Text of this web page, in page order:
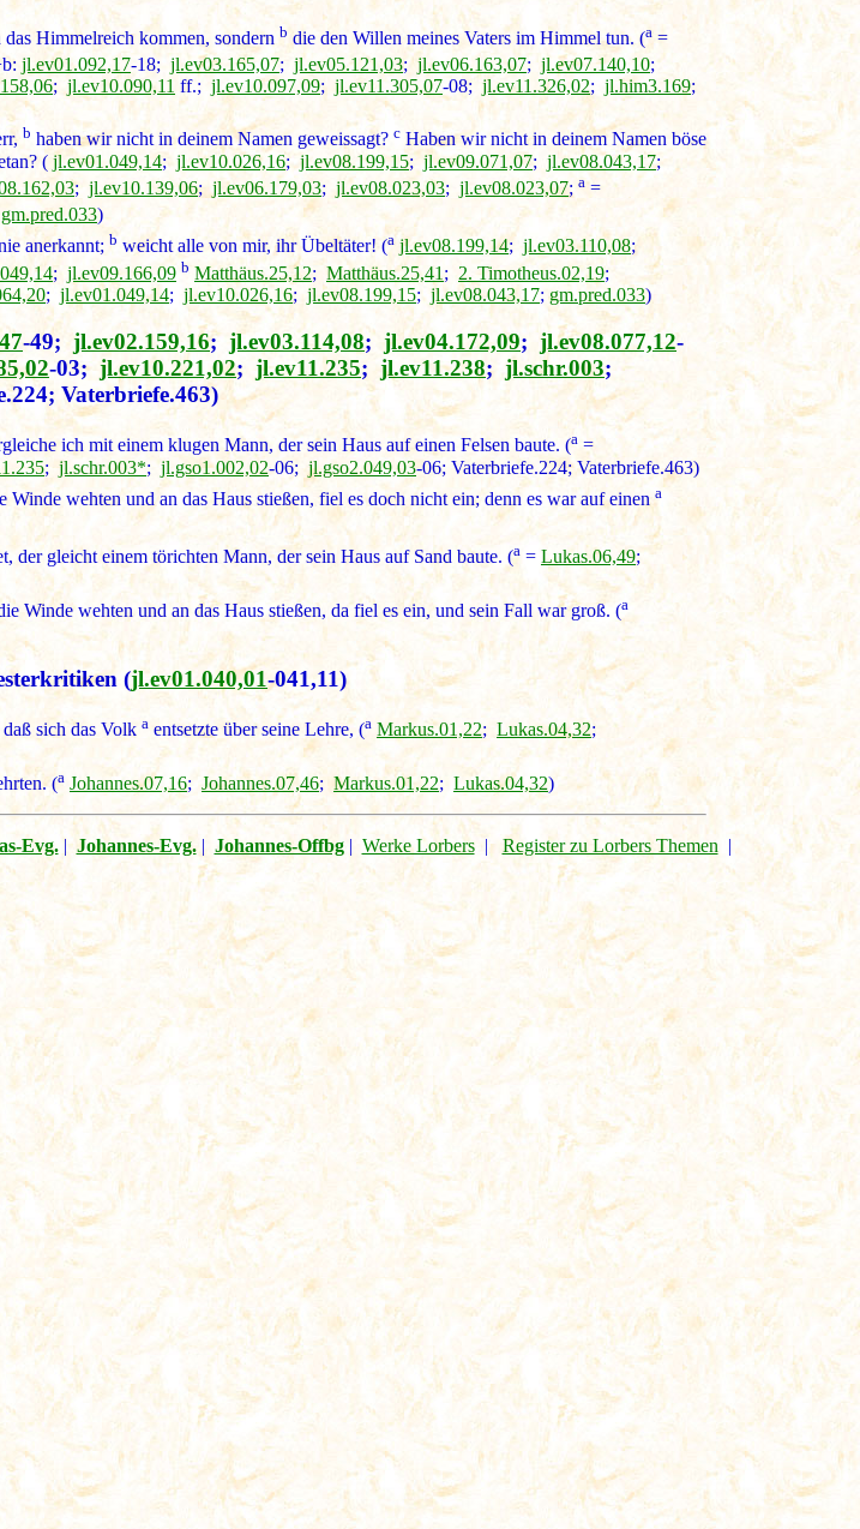
Himmelreich kommen, sondern b die den Willen meines Vaters im Himmel tun. (a =
jl.ev01.092,17-18; jl.ev03.165,07; jl.ev05.121,03;jl.ev06.163,07;jl.ev07.140,10;
; jl.ev10.090,11 ff.; jl.ev10.097,09; jl.ev11.305,07-08; jl.ev11.326,02; jl.him3.169;
b haben wir nicht in deinem Namen geweissagt? c Haben wir nicht in deinem Namen böse
( jl.ev01.049,14; jl.ev10.026,16;jl.ev08.199,15;jl.ev09.071,07; jl.ev08.043,17;
; jl.ev10.139,06; jl.ev06.179,03; jl.ev08.023,03; jl.ev08.023,07; a=
gm.pred.033)
anerkannt; b weicht alle von mir, ihr Übeltäter! (a jl.ev08.199,14; jl.ev03.110,08;
; jl.ev09.166,09 b Matthäus.25,12; Matthäus.25,41 ; 2. Timotheus.02,19;
; jl.ev01.049,14; jl.ev10.026,16; jl.ev08.199,15; jl.ev08.043,17;gm.pred.033)
-49; jl.ev02.159,16; jl.ev03.114,08; jl.ev04.172,09;jl.ev08.077,12-
-03; jl.ev10.221,02; jl.ev11.235;jl.ev11.238; jl.schr.003;
Vaterbriefe.463)
ich mit einem klugen Mann, der sein Haus auf einen Felsen baute. (a =
; jl.schr.003*;jl.gso1.002,02-06; jl.gso2.049,03-06; Vaterbriefe.224; Vaterbriefe.463)
wehten und an das Haus stießen, fiel es doch nicht ein; denn es war auf einena
der gleicht einem törichten Mann, der sein Haus auf Sand baute. (a = Lukas.06,49;
Winde wehten und an das Haus stießen, da fiel es ein, und sein Fall war groß. (a
(jl.ev01.040,01-041,11)
sich das Volk a entsetzte über seine Lehre, (a Markus.01,22; Lukas.04,32;
(a Johannes.07,16;Johannes.07,46; Markus.01,22; Lukas.04,32)
Evg.|Johannes-Evg.| Johannes-Offbg| Werke Lorbers| Register zu Lorbers Themen |